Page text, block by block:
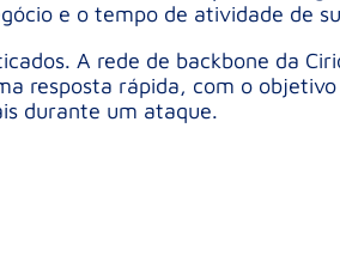
e o tempo de atividade de
A rede de backbone da
resposta rápida, com o
durante um ataque.